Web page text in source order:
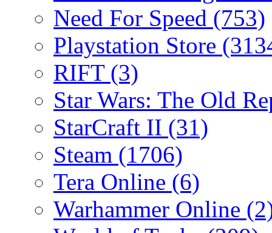
Need For Speed (753)
Playstation Store
RIFT (3)
Star Wars: The Old
StarCraft II (31)
Steam (1706)
Tera Online (6)
Warhammer Online